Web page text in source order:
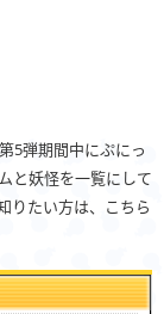
5弾期間中にぷにっ
と妖怪を一覧にして
りたい方は、こちら